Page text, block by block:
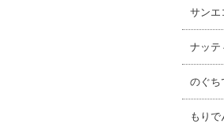
サンエ
ナッテ
のぐち
もりで